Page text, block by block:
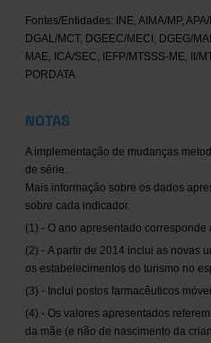
Fontes/Entidades: INE, AIMA/MP,
DGAL/MCT, DGEEC/MECI, DGEG/
MAE, ICA/SEC, IEFP/MTSSS-ME, II/
PORDATA
NOTAS
A implementação de mudanças
de série.
Mais informação sobre os dados
sobre cada indicador.
(1) - O ano apresentado
(2) - A partir de 2014 inclui as novas
os estabelecimentos do turismo no
(3) - Inclui postos farmacêuticos
(4) - Os valores apresentados
da mãe (e não de nascimento da